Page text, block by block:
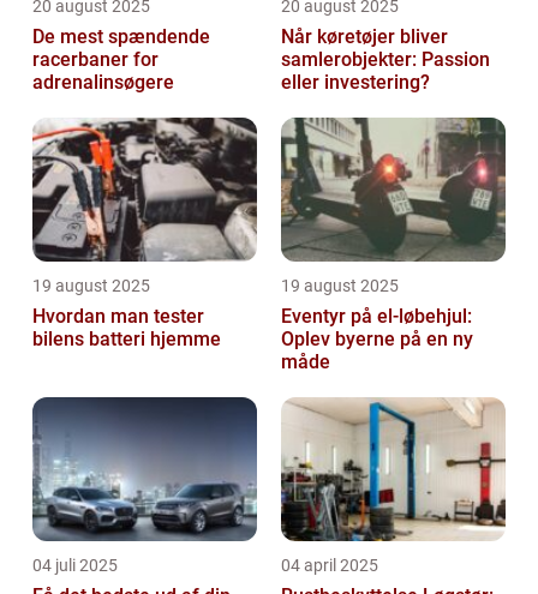
20 august 2025
De mest spændende
racerbaner for
adrenalinsøgere
20 august 2025
Når køretøjer bliver
samlerobjekter: Passion
eller investering?
19 august 2025
Hvordan man tester
bilens batteri hjemme
19 august 2025
Eventyr på el-løbehjul:
Oplev byerne på en ny
måde
04 juli 2025 04 april 2025